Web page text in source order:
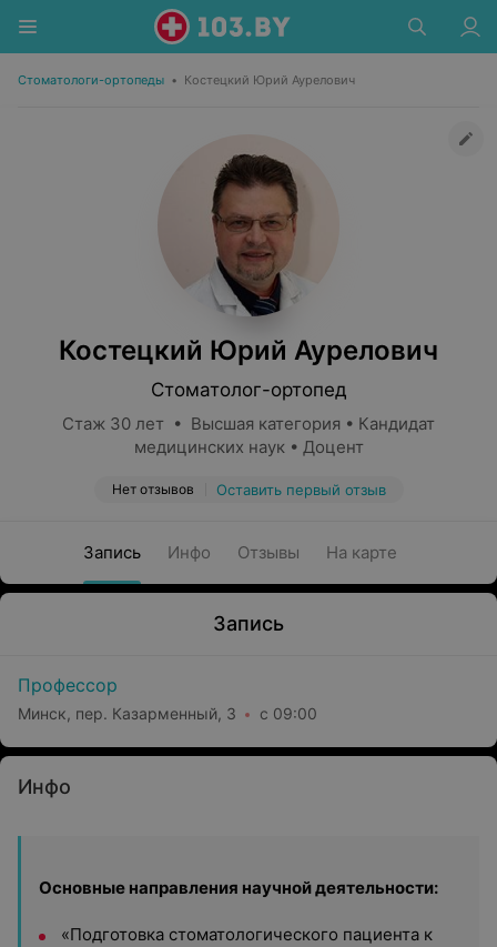
Стоматологи-ортопеды • Костецкий Юрий Аурелович
Костецкий Юрий Аурелович
Стоматолог-ортопед
Стаж 30 лет • Высшая категория • Кандидат
медицинских наук • Доцент
Нет отзывов Оставить первый отзыв
Запись Инфо Отзывы На карте
Запись
Профессор
Минск, пер. Казарменный, 3 с 09:00
Инфо
Основные направления научной деятельности:
«Подготовка стоматологического пациента к